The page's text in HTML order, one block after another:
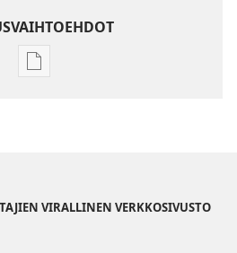
Julkaisujen
VIRALLINEN VERKKOSIVUSTO